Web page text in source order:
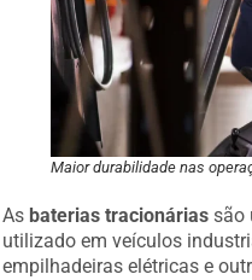
Maior durabilidade nas
As baterias tracionárias são
utilizado em veículos
empilhadeiras elétricas e